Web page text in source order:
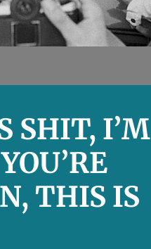
SHIT, I’M
THIS IS